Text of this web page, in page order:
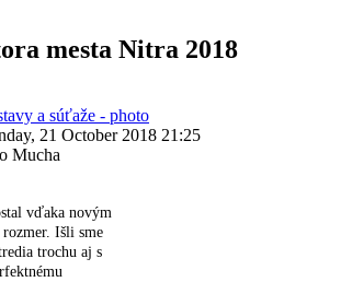
mesta Nitra 2018
a súťaže - photo
21 October 2018 21:25
Mucha
vďaka novým
Išli sme
trochu aj s